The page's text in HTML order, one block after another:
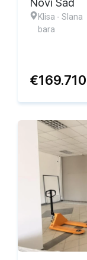
Novi Sad
Klisa - Slana
bara
€169.710